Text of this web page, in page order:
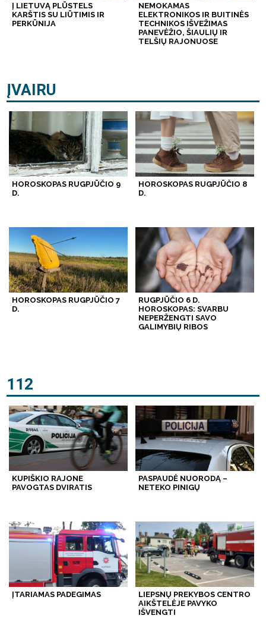
Į LIETUVĄ PLŪSTELS
KARŠTIS SU LIŪTIMIS IR
PERKŪNIJA
NEMOKAMAS
ELEKTRONIKOS IR BUITINĖS
TECHNIKOS IŠVEŽIMAS
PANEVĖŽIO, ŠIAULIŲ IR
TELŠIŲ RAJONUOSE
ĮVAIRU
HOROSKOPAS RUGPJŪČIO 9
D.
HOROSKOPAS RUGPJŪČIO 8
D.
HOROSKOPAS RUGPJŪČIO 7
D.
RUGPJŪČIO 6 D.
HOROSKOPAS: SVARBU
NEPERŽENGTI SAVO
GALIMYBIŲ RIBOS
112
KUPIŠKIO RAJONE
PAVOGTAS DVIRATIS
PASPAUDĖ NUORODĄ –
NETEKO PINIGŲ
ĮTARIAMAS PADEGIMAS
LIEPSNŲ PREKYBOS CENTRO
AIKŠTELĖJE PAVYKO
IŠVENGTI